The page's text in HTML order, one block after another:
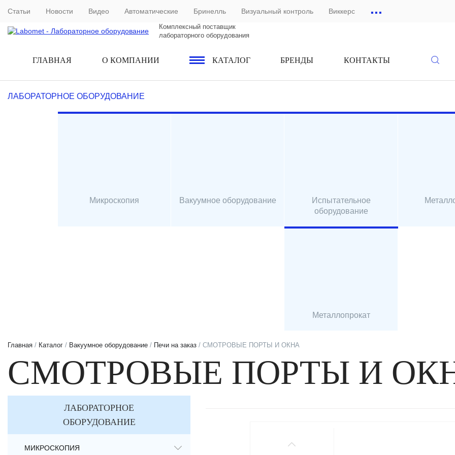
Статьи Новости Видео Автоматические Бринелль Визуальный контроль Виккерс ...
Комплексный поставщик
лабораторного оборудования
ГЛАВНАЯ О КОМПАНИИ КАТАЛОГ БРЕНДЫ КОНТАКТЫ
ЛАБОРАТОРНОЕ ОБОРУДОВАНИЕ
Микроскопия Вакуумное оборудование
Испытательное
оборудование
Металлопрокат
Главная / Каталог / Вакуумное оборудование / Печи на заказ / СМОТРОВЫЕ ПОРТЫ И ОКНА
СМОТРОВЫЕ ПОРТЫ И
ЛАБОРАТОРНОЕ
ОБОРУДОВАНИЕ
МИКРОСКОПИЯ